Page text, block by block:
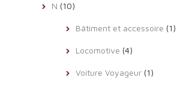
N (10)
Bâtiment et accessoire (1)
Locomotive (4)
Voiture Voyageur (1)